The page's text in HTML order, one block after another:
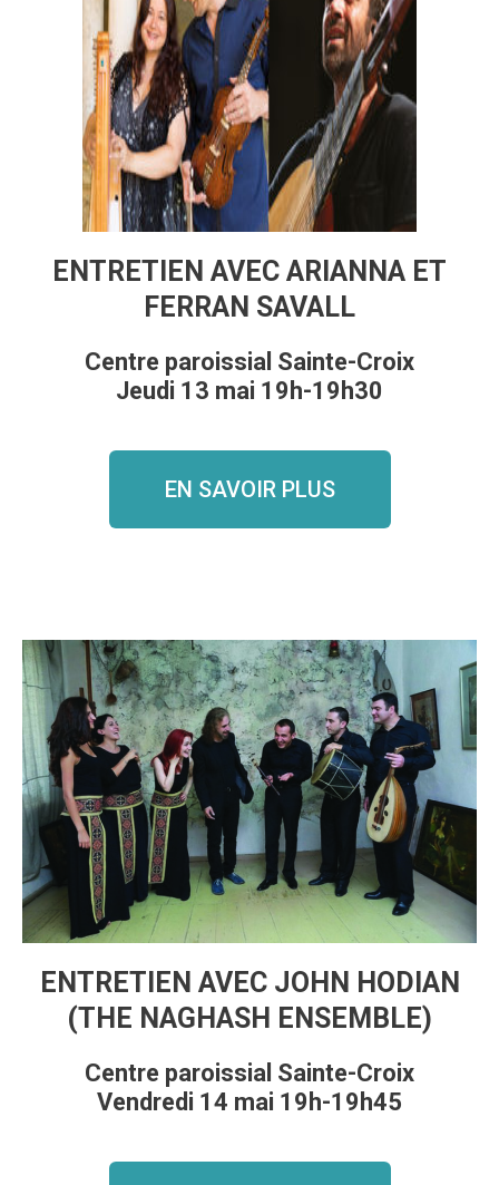
ENTRETIEN AVEC ARIANNA ET
FERRAN SAVALL
Centre paroissial Sainte-Croix
Jeudi 13 mai 19h-19h30
EN SAVOIR PLUS
ENTRETIEN AVEC JOHN HODIAN
(THE NAGHASH ENSEMBLE)
Centre paroissial Sainte-Croix
Vendredi 14 mai 19h-19h45